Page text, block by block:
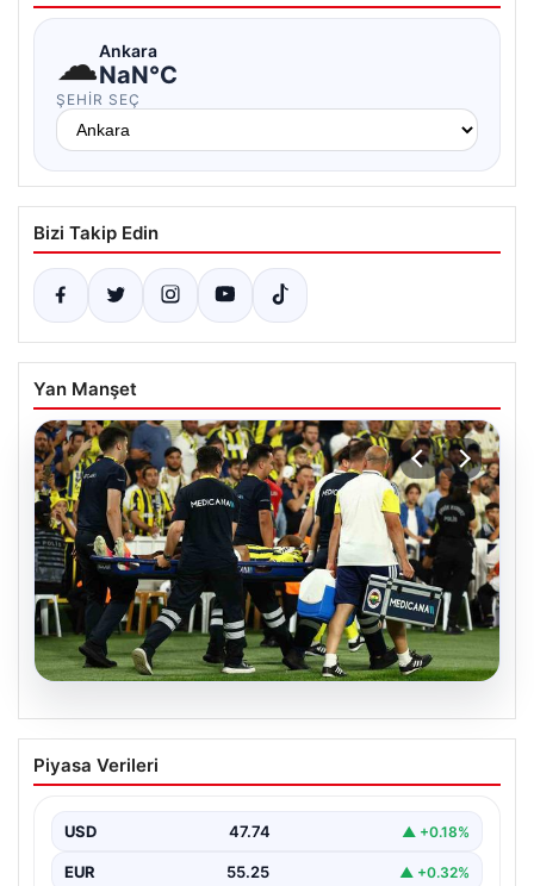
☁Ankara
NaN°C
ŞEHIR SEÇ
Bizi Takip Edin
Yan Manşet
05.08.2026
Fenerbahçe’de Sturm Graz maçında
Oosterwolde’den kahreden haber!
Piyasa Verileri
USD 47.74 ▲ +0.18%
EUR 55.25 ▲ +0.32%